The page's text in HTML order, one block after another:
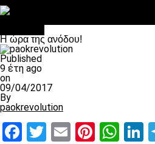
Η ώρα της ανόδου!
Published
9 έτη ago
on
09/04/2017
By
paokrevolution
Facebook
Twitter
Email